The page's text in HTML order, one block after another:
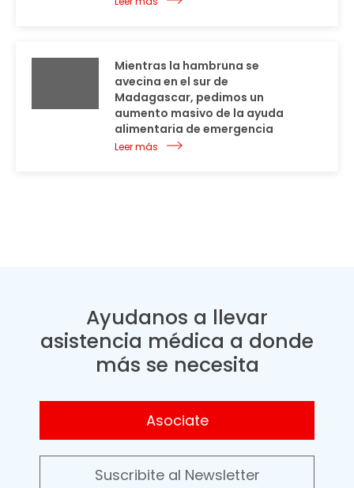
Mientras la hambruna se
avecina en el sur de
Madagascar, pedimos un
aumento masivo de la ayuda
alimentaria de emergencia
Leer más
Ayudanos a llevar
asistencia médica a donde
más se necesita
Asociate
Suscribite al Newsletter